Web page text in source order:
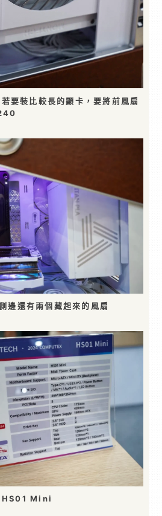
要裝比較長的顯卡，要將前風扇
還有兩個藏起來的風扇
HS01 Mini